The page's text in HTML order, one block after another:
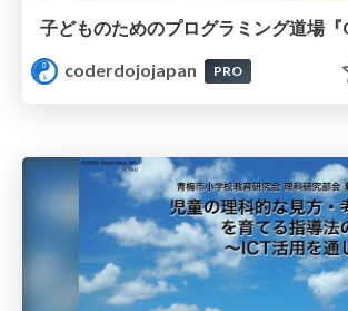
coderdojojapan
PRO